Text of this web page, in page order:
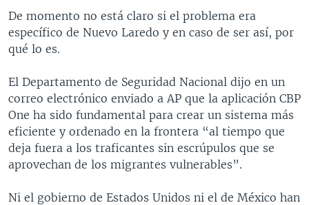
De momento no está claro si el problema era
específico de Nuevo Laredo y en caso de ser así, por
qué lo es.
El Departamento de Seguridad Nacional dijo en un
correo electrónico enviado a AP que la aplicación CBP
One ha sido fundamental para crear un sistema más
eficiente y ordenado en la frontera “al tiempo que
deja fuera a los traficantes sin escrúpulos que se
aprovechan de los migrantes vulnerables”.
Ni el gobierno de Estados Unidos ni el de México han